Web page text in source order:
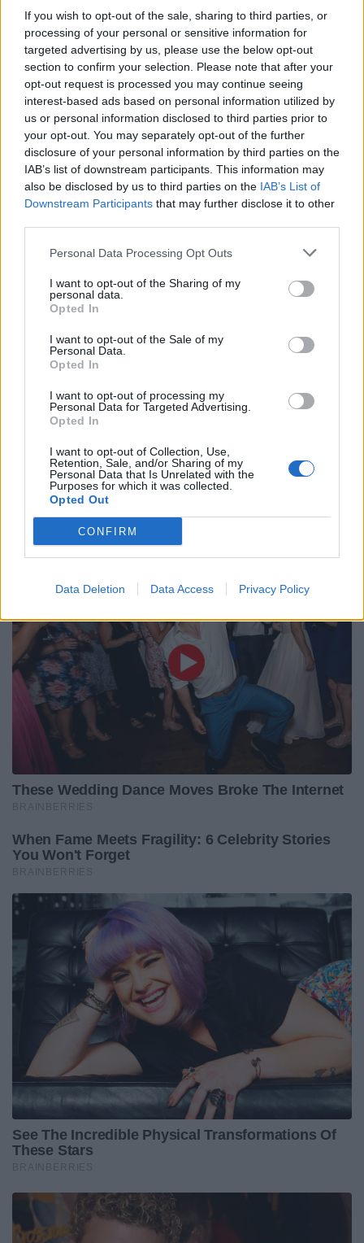
If you wish to opt-out of the sale, sharing to third parties, or
processing of your personal or sensitive information for
targeted advertising by us, please use the below opt-out
section to confirm your selection. Please note that after your
opt-out request is processed you may continue seeing
interest-based ads based on personal information utilized by
us or personal information disclosed to third parties prior to
your opt-out. You may separately opt-out of the further
disclosure of your personal information by third parties on the
IAB’s list of downstream participants. This information may
also be disclosed by us to third parties on the IAB’s List of
Downstream Participants that may further disclose it to other
Personal Data Processing Opt Outs
I want to opt-out of the Sharing of my
personal data.
Opted In
I want to opt-out of the Sale of my
Personal Data.
Opted In
I want to opt-out of processing my
Personal Data for Targeted Advertising.
Opted In
I want to opt-out of Collection, Use,
Retention, Sale, and/or Sharing of my
Personal Data that Is Unrelated with the
Purposes for which it was collected.
Opted Out
CONFIRM
Data Deletion Data Access Privacy Policy
Visita lo Shop online Rugbymeet